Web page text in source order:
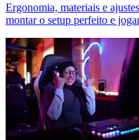
Ergonomia, materiais e
montar o setup perfeito e